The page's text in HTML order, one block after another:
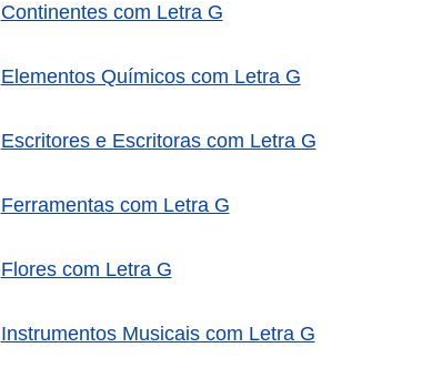
Continentes com Letra G
Elementos Químicos com Letra G
Escritores e Escritoras com Letra G
Ferramentas com Letra G
Flores com Letra G
Instrumentos Musicais com Letra G